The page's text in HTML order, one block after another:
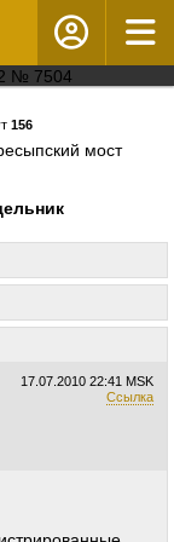
156
мост
17.07.2010 22:41 MSK
Ссылка